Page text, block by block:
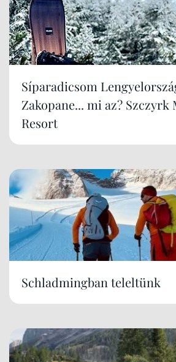
Síparadicsom
Zakopane... mi az? Szczyrk
Resort
Schladmingban teleltünk